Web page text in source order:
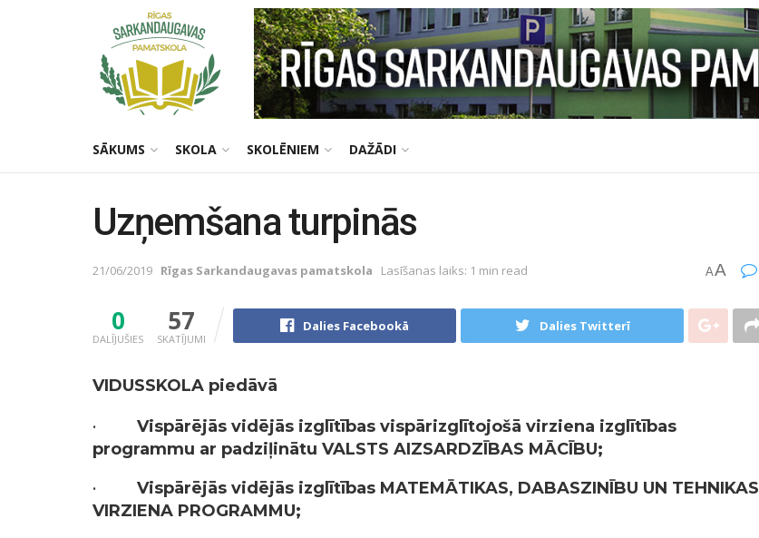
SĀKUMS SKOLA SKOLĒNIEM DAŽĀDI
Uzņemšana turpinās
21/06/2019 Rīgas Sarkandaugavas pamatskola Lasīšanas laiks: 1 min read AA
0
DALĪJUŠIES
57
SKATĪJUMI
Dalies Facebookā Dalies Twitterī
VIDUSSKOLA piedāvā
· Vispārējās vidējās izglītības vispārizglītojošā virziena izglītības
programmu ar padziļinātu VALSTS AIZSARDZĪBAS MĀCĪBU;
· Vispārējās vidējās izglītības MATEMĀTIKAS, DABASZINĪBU UN TEHNIKAS
VIRZIENA PROGRAMMU;